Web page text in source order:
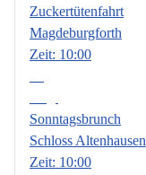
Zuckertütenfahrt
Magdeburgforth
Zeit: 10:00
Sonntagsbrunch
Schloss Altenhausen
Zeit: 10:00